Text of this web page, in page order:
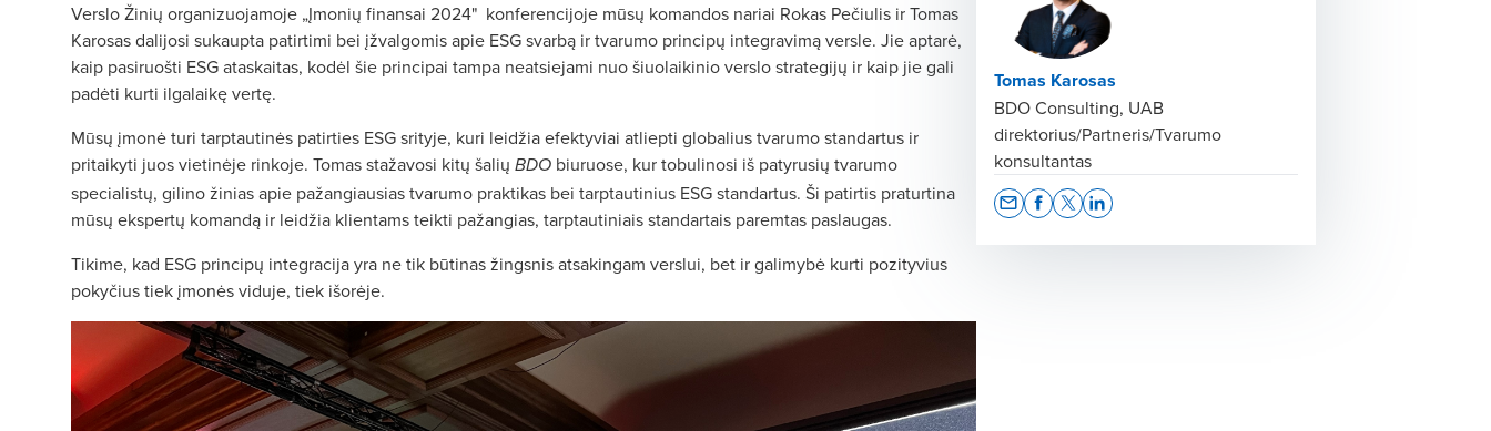
Verslo Žinių organizuojamoje „Įmonių finansai 2024" konferencijoje mūsų komandos nariai Rokas Pečiulis ir Tomas
Karosas dalijosi sukaupta patirtimi bei įžvalgomis apie ESG svarbą ir tvarumo principų integravimą versle. Jie aptarė,
kaip pasiruošti ESG ataskaitas, kodėl šie principai tampa neatsiejami nuo šiuolaikinio verslo strategijų ir kaip jie gali
padėti kurti ilgalaikę vertę.
Mūsų įmonė turi tarptautinės patirties ESG srityje, kuri leidžia efektyviai atliepti globalius tvarumo standartus ir
pritaikyti juos vietinėje rinkoje. Tomas stažavosi kitų šalių BDO biuruose, kur tobulinosi iš patyrusių tvarumo
specialistų, gilino žinias apie pažangiausias tvarumo praktikas bei tarptautinius ESG standartus. Ši patirtis praturtina
mūsų ekspertų komandą ir leidžia klientams teikti pažangias, tarptautiniais standartais paremtas paslaugas.
Tikime, kad ESG principų integracija yra ne tik būtinas žingsnis atsakingam verslui, bet ir galimybė kurti pozityvius
pokyčius tiek įmonės viduje, tiek išorėje.
Tomas Karosas
BDO Consulting, UAB
direktorius/Partneris/Tvarumo
konsultantas